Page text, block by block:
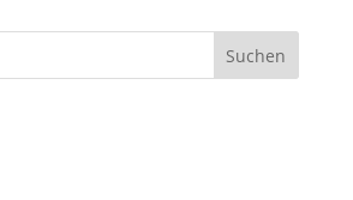
Suchen